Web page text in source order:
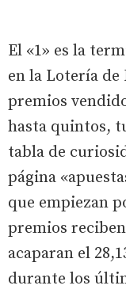
El «1» es la
en la Lotería de
premios
hasta quintos,
tabla de
página
que empiezan
premios
acaparan el
durante los